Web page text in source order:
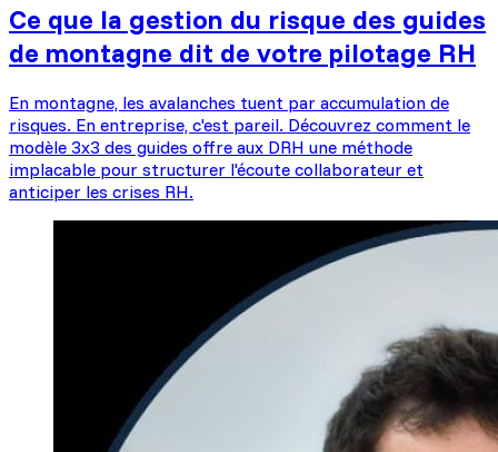
Ce que la gestion du risque des guides
de montagne dit de votre pilotage RH
En montagne, les avalanches tuent par accumulation de
risques. En entreprise, c'est pareil. Découvrez comment le
modèle 3x3 des guides offre aux DRH une méthode
implacable pour structurer l'écoute collaborateur et
anticiper les crises RH.